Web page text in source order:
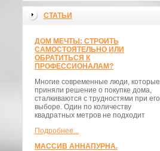
СТАТЬИ
ДОМ МЕЧТЫ: СТРОИТЬ
САМОСТОЯТЕЛЬНО ИЛИ
ОБРАТИТЬСЯ К
ПРОФЕССИОНАЛАМ?
Многие современные люди, которые
приняли решение о покупке дома,
сталкиваются с трудностями при его
выборе. Один по количеству
квадратных метров не подходит
Подробнее...
МАССИВ АННАПУРНА.